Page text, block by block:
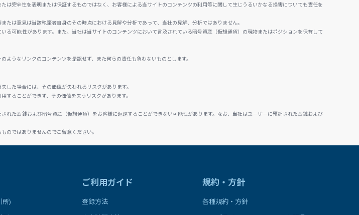
完全性を表明または保証するものではなく、お客様による当サイトのコンテンツの利用等に関して生じうるいかなる損害についても責任を
は意見は当該執筆者自身のその時点における見解や分析であって、当社の見解、分析ではありません。
可能性があります。また、当社は当サイトのコンテンツにおいて言及されている暗号資産（仮想通貨）の現物またはポジションを保有して
うなリンクのコンテンツを是認せず、また何らの責任も負わないものとします。
した場合には、その価値が失われるリスクがあります。
ることができず、その価値を失うリスクがあります。
た金銭および暗号資産（仮想通貨）をお客様に返還することができない可能性があります。なお、当社はユーザーに預託された金銭および
のではありませんのでご留意ください。
所)
ご利用ガイド
登録方法
規約・方針
各種規約・方針